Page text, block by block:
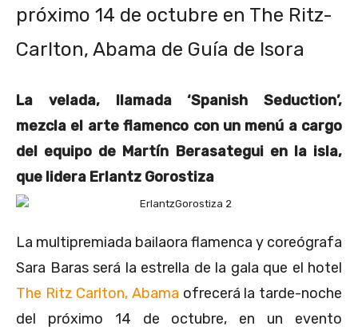
próximo 14 de octubre en The Ritz-
Carlton, Abama de Guía de Isora
La velada, llamada ‘Spanish Seduction’,
mezcla el arte flamenco con un menú a cargo
del equipo de Martín Berasategui en la isla,
que lidera Erlantz Gorostiza
La multipremiada bailaora flamenca y coreógrafa
Sara Baras será la estrella de la gala que el hotel
The Ritz Carlton, Abama ofrecerá la tarde-noche
del próximo 14 de octubre, en un evento